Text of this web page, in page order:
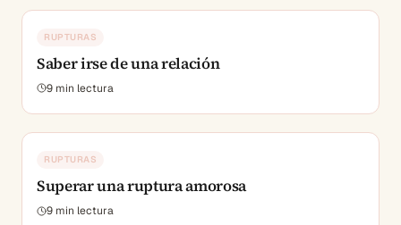
RUPTURAS
Saber irse de una relación
9 min lectura
RUPTURAS
Superar una ruptura amorosa
9 min lectura